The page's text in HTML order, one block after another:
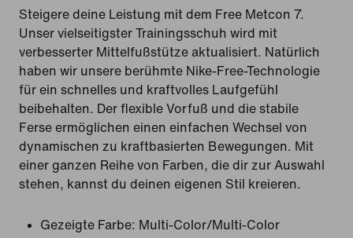
Steigere deine Leistung mit dem Free Metcon 7.
Unser vielseitigster Trainingsschuh wird mit
verbesserter Mittelfußstütze aktualisiert. Natürlich
haben wir unsere berühmte Nike-Free-Technologie
für ein schnelles und kraftvolles Laufgefühl
beibehalten. Der flexible Vorfuß und die stabile
Ferse ermöglichen einen einfachen Wechsel von
dynamischen zu kraftbasierten Bewegungen. Mit
einer ganzen Reihe von Farben, die dir zur Auswahl
stehen, kannst du deinen eigenen Stil kreieren.
Gezeigte Farbe: Multi-Color/Multi-Color